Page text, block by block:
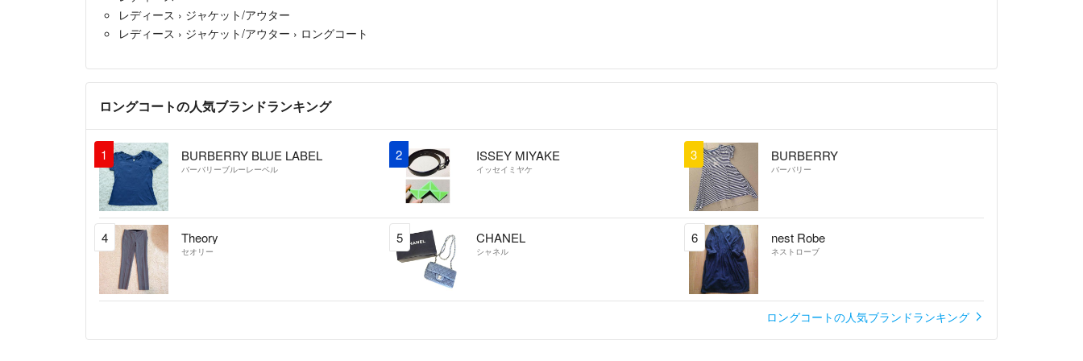
レディース › ジャケット/アウター
レディース › ジャケット/アウター › ロングコート
ロングコートの人気ブランドランキング
1 BURBERRY BLUE LABEL
バーバリーブルーレーベル
2 ISSEY MIYAKE
イッセイミヤケ
3 BURBERRY
バーバリー
4 Theory
セオリー
5 CHANEL
シャネル
6 nest Robe
ネストローブ
ロングコートの人気ブランドランキング